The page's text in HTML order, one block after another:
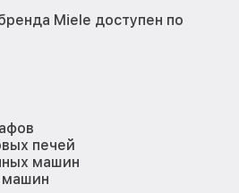
Miele доступен по
печей
машин
машин